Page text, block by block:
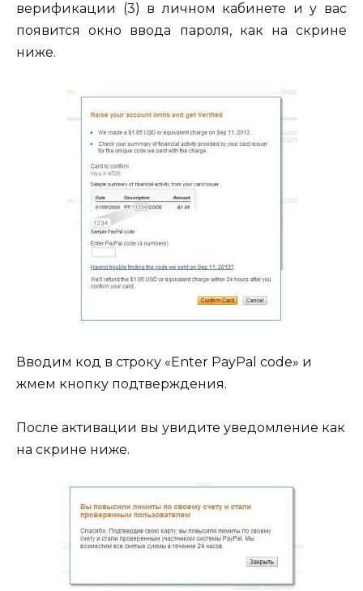
верификации (3) в личном кабинете и у вас
появится окно ввода пароля, как на скрине
ниже.
Вводим код в строку «Enter PayPal code» и
жмем кнопку подтверждения.
После активации вы увидите уведомление как
на скрине ниже.